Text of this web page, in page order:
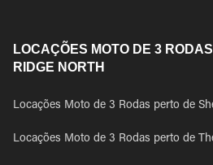
LOCAÇÕES MOTO DE 3
RIDGE NORTH
Locações Moto de 3 Rodas perto de
Locações Moto de 3 Rodas perto de